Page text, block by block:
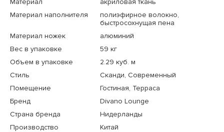
Материал наполнителя
полиэфирное волокно,
быстросохнущая пена
Материал ножек
алюминий
Вес в упаковке
59 кг
Объем в упаковке
2.29 куб. м
Стиль
Сканди, Современный
Помещение
Гостиная, Терраса
Бренд
Divano Lounge
Страна бренда
Нидерланды
Производство
Китай